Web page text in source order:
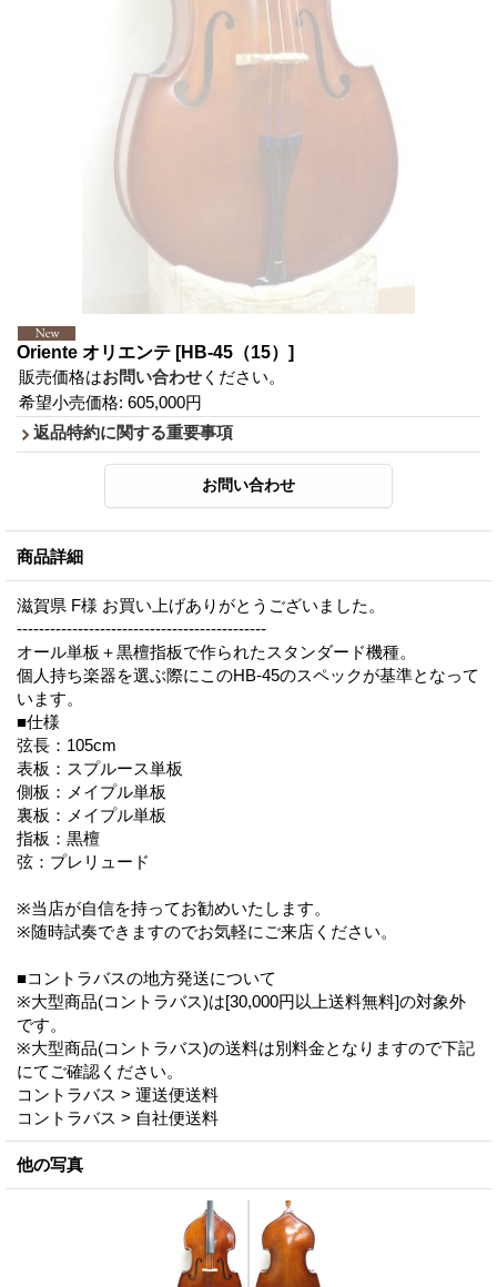
Oriente オリエンテ [HB-45（15）]
販売価格はお問い合わせ ください。
希望小売価格: 605,000円
返品特約に関する重要事項
商品詳細
滋賀県 F様 お買い上げありがとうございました。
---------------------------------------------
オール単板＋黒檀指板で作られたスタンダード機種。
個人持ち楽器を選ぶ際にこのHB-45のスペックが基準となって
います。
■仕様
弦長：105cm
表板：スプルース単板
側板：メイプル単板
裏板：メイプル単板
指板：黒檀
弦：プレリュード
※当店が自信を持ってお勧めいたします。
※随時試奏できますのでお気軽にご来店ください。
■コントラバスの地方発送について
※大型商品(コントラバス)は[30,000円以上送料無料]の対象外
です。
※大型商品(コントラバス)の送料は別料金となりますので下記
にてご確認ください。
コントラバス > 運送便送料
コントラバス > 自社便送料
他の写真